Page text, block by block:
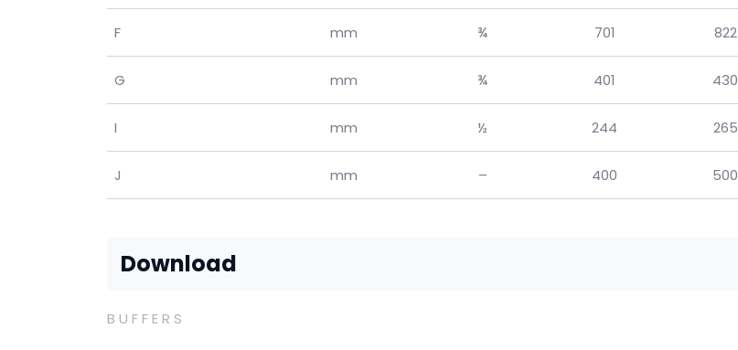
F mm ¾ 701 822
G mm ¾ 401 430
I mm ½ 244 265
J mm – 400 500
Download
BUFFERS